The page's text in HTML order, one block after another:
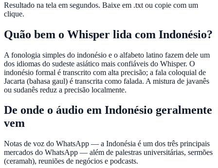
Resultado na tela em segundos. Baixe em .txt ou copie com um
clique.
Quão bem o Whisper lida com Indonésio?
A fonologia simples do indonésio e o alfabeto latino fazem dele um
dos idiomas do sudeste asiático mais confiáveis do Whisper. O
indonésio formal é transcrito com alta precisão; a fala coloquial de
Jacarta (bahasa gaul) é transcrita como falada. A mistura de javanês
ou sudanês reduz a precisão localmente.
De onde o áudio em Indonésio geralmente
vem
Notas de voz do WhatsApp — a Indonésia é um dos três principais
mercados do WhatsApp — além de palestras universitárias, sermões
(ceramah), reuniões de negócios e podcasts.